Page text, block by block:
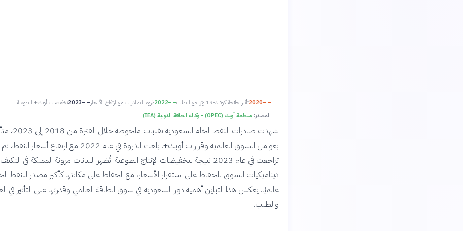
2020تأثير جائحة كوفيد-19 وتراجع الطلب 2022ذروة الصادرات مع ارتفاع الأسعار 2023تخفيضات أوبك+ الطوعية
المصدر: منظمة أوبك (OPEC) - وكالة الطاقة الدولية (IEA)
شهدت صادرات النفط الخام السعودية تقلبات
بعوامل السوق العالمية وقرارات أوبك+. بلغت الذروة في عام 2022 مع ارتفاع أسعار النفط، ثم
تراجعت في عام 2023 نتيجة لتخفيضات الإنتاج الطوعية. تُظهر البيانات مرونة المملكة في
ديناميكيات السوق للحفاظ على استقرار الأسعار، مع الحفاظ على مكانتها كأكبر مصدر للنفط
عالميًا. يعكس هذا التباين أهمية دور السعودية في سوق الطاقة العالمي وقدرتها على التأثير في
والطلب.